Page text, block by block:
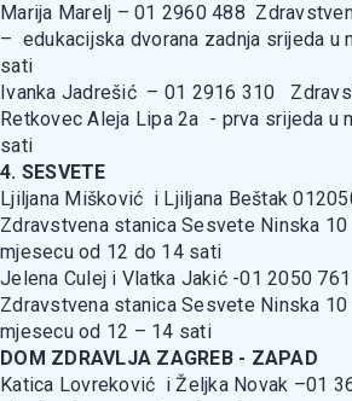
Marija Marelj – 01 2960 488
– edukacijska dvorana zadnja srijeda u
sati
Ivanka Jadrešić – 01 2916 310
Retkovec Aleja Lipa 2a - prva srijeda u
sati
4. SESVETE
Ljiljana Mišković i Ljiljana Beštak
Zdravstvena stanica Sesvete Ninska
mjesecu od 12 do 14 sati
Jelena Culej i Vlatka Jakić -01 2050
Zdravstvena stanica Sesvete Ninska
mjesecu od 12 – 14 sati
DOM ZDRAVLJA ZAGREB - ZAPAD
Katica Lovreković i Željka Novak –01